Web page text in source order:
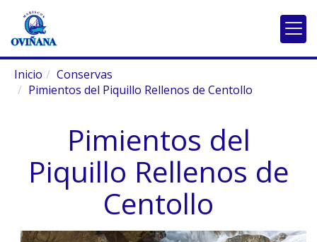
Inicio
Conservas
Pimientos del Piquillo Rellenos de Centollo
Pimientos del
Piquillo Rellenos de
Centollo